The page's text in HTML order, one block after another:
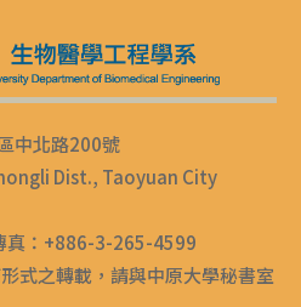
中北路200號
Dist., Taoyuan City
：+886-3-265-4599
式之轉載，請與中原大學秘書室